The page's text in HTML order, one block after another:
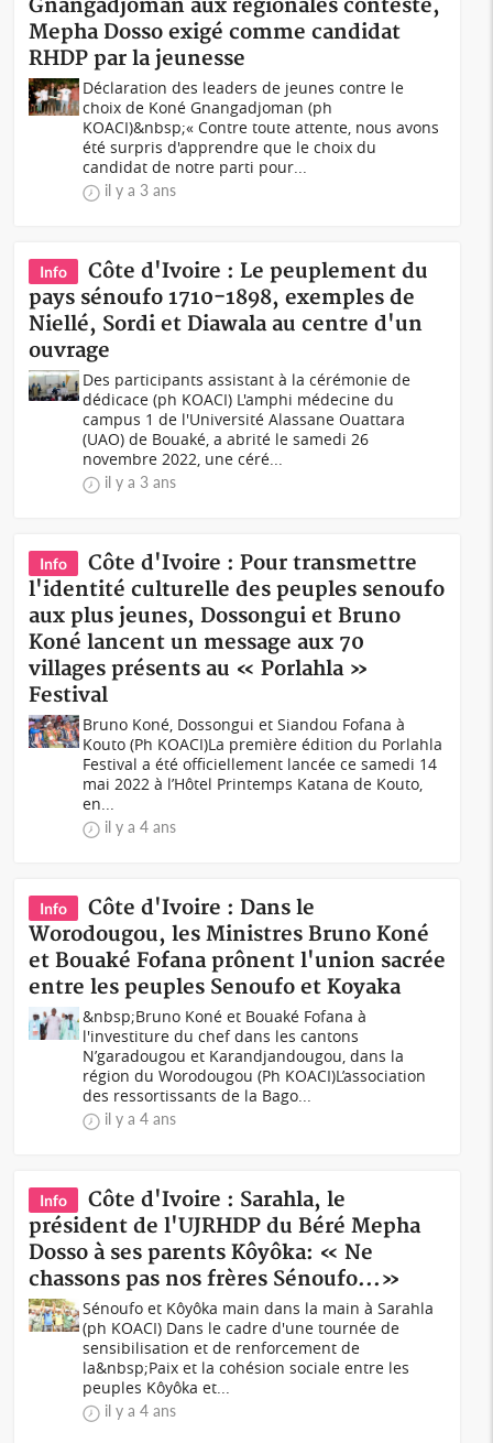
Gnangadjoman aux régionales contesté,
Mepha Dosso exigé comme candidat
RHDP par la jeunesse
Déclaration des leaders de jeunes contre le
choix de Koné Gnangadjoman (ph
KOACI)&nbsp;« Contre toute attente, nous avons
été surpris d'apprendre que le choix du
candidat de notre parti pour...
il y a 3 ans
Info
Côte d'Ivoire : Le peuplement du
pays sénoufo 1710-1898, exemples de
Niellé, Sordi et Diawala au centre d'un
ouvrage
Des participants assistant à la cérémonie de
dédicace (ph KOACI) L'amphi médecine du
campus 1 de l'Université Alassane Ouattara
(UAO) de Bouaké, a abrité le samedi 26
novembre 2022, une céré...
il y a 3 ans
Info
Côte d'Ivoire : Pour transmettre
l'identité culturelle des peuples senoufo
aux plus jeunes, Dossongui et Bruno
Koné lancent un message aux 70
villages présents au « Porlahla »
Festival
Bruno Koné, Dossongui et Siandou Fofana à
Kouto (Ph KOACI) La première édition du Porlahla
Festival a été officiellement lancée ce samedi 14
mai 2022 à l’Hôtel Printemps Katana de Kouto,
en...
il y a 4 ans
Info
Côte d'Ivoire : Dans le
Worodougou, les Ministres Bruno Koné
et Bouaké Fofana prônent l'union sacrée
entre les peuples Senoufo et Koyaka
&nbsp;Bruno Koné et Bouaké Fofana à
l'investiture du chef dans les cantons
N’garadougou et Karandjandougou, dans la
région du Worodougou (Ph KOACI)L’association
des ressortissants de la Bago...
il y a 4 ans
Info
Côte d'Ivoire : Sarahla, le
président de l'UJRHDP du Béré Mepha
Dosso à ses parents Kôyôka: « Ne
chassons pas nos frères Sénoufo...»
Sénoufo et Kôyôka main dans la main à Sarahla
(ph KOACI) Dans le cadre d'une tournée de
sensibilisation et de renforcement de
la&nbsp;Paix et la cohésion sociale entre les
peuples Kôyôka et...
il y a 4 ans